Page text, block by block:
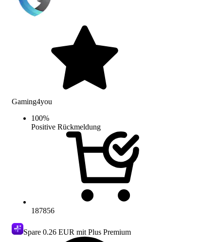
Gaming4you
100%
Positive Rückmeldung
187856
Spare 0.26 EUR mit Plus Premium